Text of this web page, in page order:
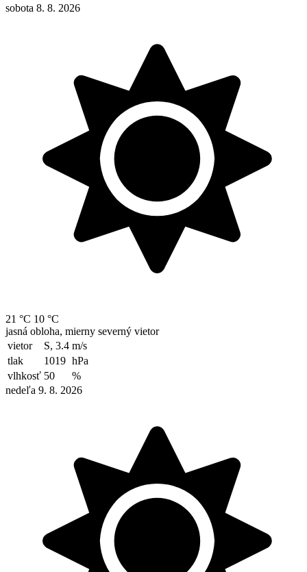
sobota 8. 8. 2026
21 °C 10 °C
jasná obloha, mierny severný vietor
vietor
S, 3.4 m/s
tlak
1019 hPa
vlhkosť 50
%
nedeľa 9. 8. 2026